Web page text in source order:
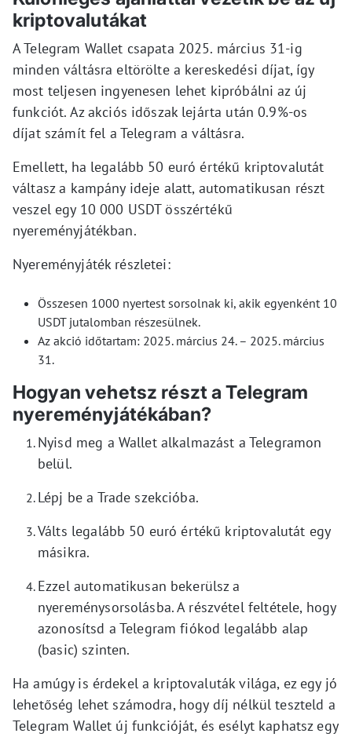
kriptovalutákat
A Telegram Wallet csapata 2025. március 31-ig
minden váltásra eltörölte a kereskedési díjat, így
most teljesen ingyenesen lehet kipróbálni az új
funkciót. Az akciós időszak lejárta után 0.9%-os
díjat számít fel a Telegram a váltásra.
Emellett, ha legalább 50 euró értékű kriptovalutát
váltasz a kampány ideje alatt, automatikusan részt
veszel egy 10 000 USDT összértékű
nyereményjátékban.
Nyereményjáték részletei:
Összesen 1000 nyertest sorsolnak ki, akik egyenként 10
USDT jutalomban részesülnek.
Az akció időtartam: 2025. március 24. – 2025. március
31.
Hogyan vehetsz részt a Telegram
nyereményjátékában?
Nyisd meg a Wallet alkalmazást a Telegramon
belül.
Lépj be a Trade szekcióba.
Válts legalább 50 euró értékű kriptovalutát egy
másikra.
Ezzel automatikusan bekerülsz a
nyereménysorsolásba. A részvétel feltétele, hogy
azonosítsd a Telegram fiókod legalább alap
(basic) szinten.
Ha amúgy is érdekel a kriptovaluták világa, ez egy jó
lehetőség lehet számodra, hogy díj nélkül teszteld a
Telegram Wallet új funkcióját, és esélyt kaphatsz egy